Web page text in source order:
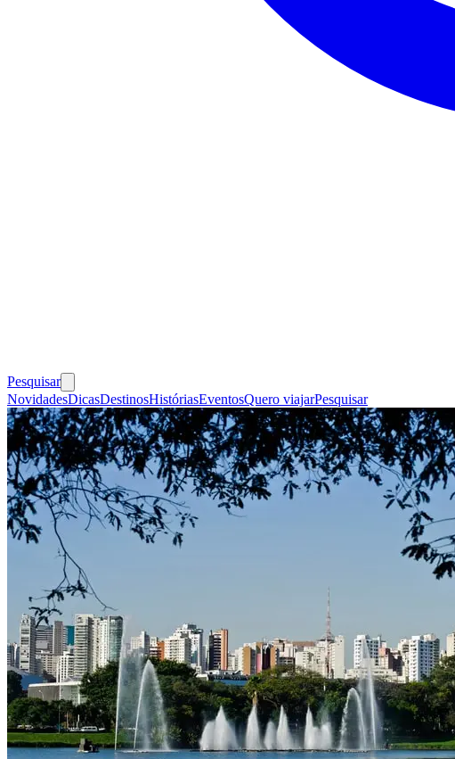
Pesquisar
NovidadesDicasDestinosHistóriasEventosQuero viajarPesquisar